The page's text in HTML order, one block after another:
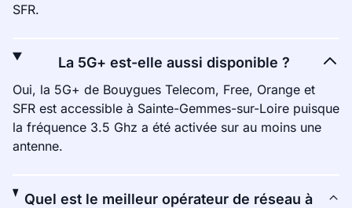
SFR.
La 5G+ est-elle aussi disponible ?
Oui, la 5G+ de Bouygues Telecom, Free, Orange et
SFR est accessible à Sainte-Gemmes-sur-Loire puisque
la fréquence 3.5 Ghz a été activée sur au moins une
antenne.
Quel est le meilleur opérateur de réseau à